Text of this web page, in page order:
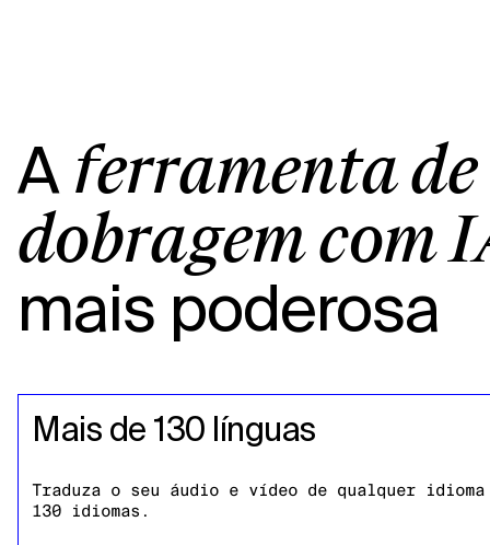
A ferramenta de
dobragem com
mais poderosa
Mais de 130 línguas
Traduza o seu áudio e vídeo de qualquer
130 idiomas.